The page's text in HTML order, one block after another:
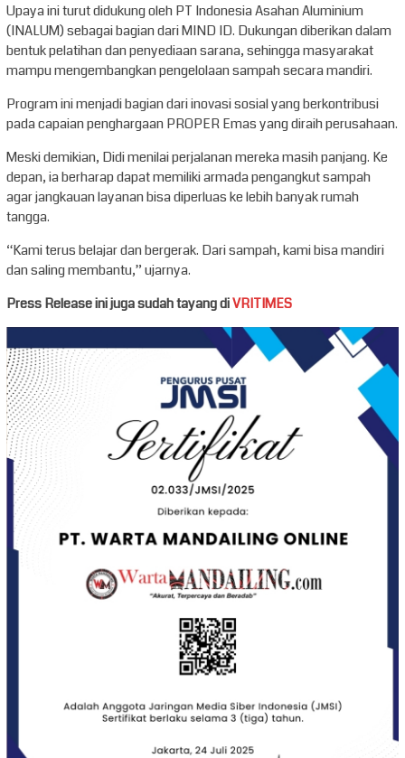
Upaya ini turut didukung oleh PT Indonesia Asahan Aluminium
(INALUM) sebagai bagian dari MIND ID. Dukungan diberikan dalam
bentuk pelatihan dan penyediaan sarana, sehingga masyarakat
mampu mengembangkan pengelolaan sampah secara mandiri.
Program ini menjadi bagian dari inovasi sosial yang berkontribusi
pada capaian penghargaan PROPER Emas yang diraih perusahaan.
Meski demikian, Didi menilai perjalanan mereka masih panjang. Ke
depan, ia berharap dapat memiliki armada pengangkut sampah
agar jangkauan layanan bisa diperluas ke lebih banyak rumah
tangga.
“Kami terus belajar dan bergerak. Dari sampah, kami bisa mandiri
dan saling membantu,” ujarnya.
Press Release ini juga sudah tayang diVRITIMES